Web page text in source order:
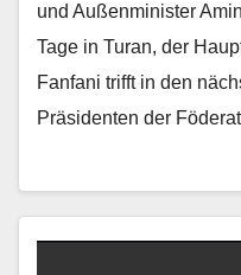
und Außenminister
Tage in Turan, der
Fanfani trifft in den
Präsidenten der